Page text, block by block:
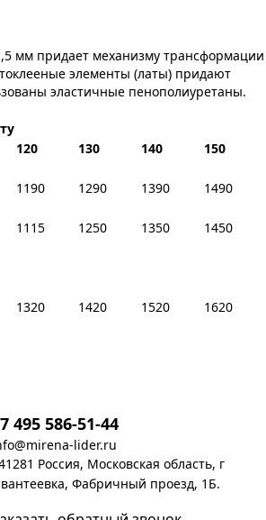
мм придает механизму трансформации
элементы (латы) придают
эластичные пенополиуретаны.
120 130 140
150
1190 1290 1390
1490
1115 1250 1350
1450
1320 1420 1520
1620
495 586-51-44
lider.ru
Россия, Московская область, г
Фабричный проезд, 1Б.